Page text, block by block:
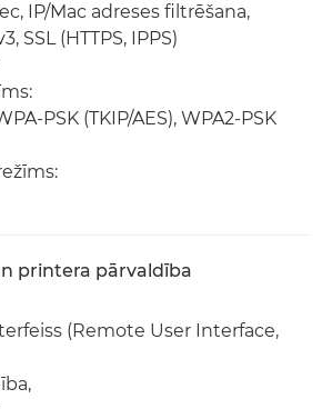
IP/Mac adreses filtrēšana,
SSL (HTTPS, IPPS)
PSK (TKIP/AES), WPA2-PSK
printera pārvaldība
(Remote User Interface,